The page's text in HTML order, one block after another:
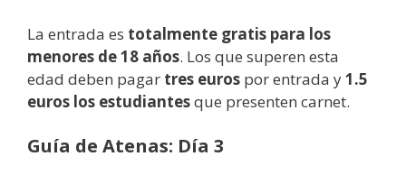
La entrada es totalmente gratis para los
menores de 18 años. Los que superen esta
edad deben pagar tres euros por entrada y1.5
euros los estudiantesque presenten carnet.
Guía de Atenas: Día 3